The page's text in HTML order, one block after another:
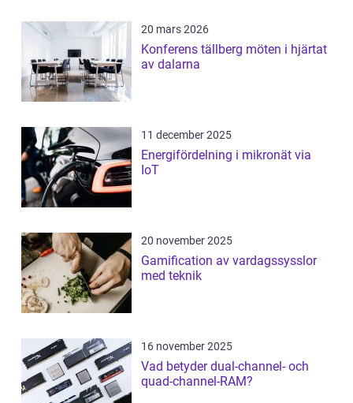
20 mars 2026
Konferens tällberg möten i hjärtat
av dalarna
11 december 2025
Energifördelning i mikronät via
IoT
20 november 2025
Gamification av vardagssysslor
med teknik
16 november 2025
Vad betyder dual-channel- och
quad-channel-RAM?